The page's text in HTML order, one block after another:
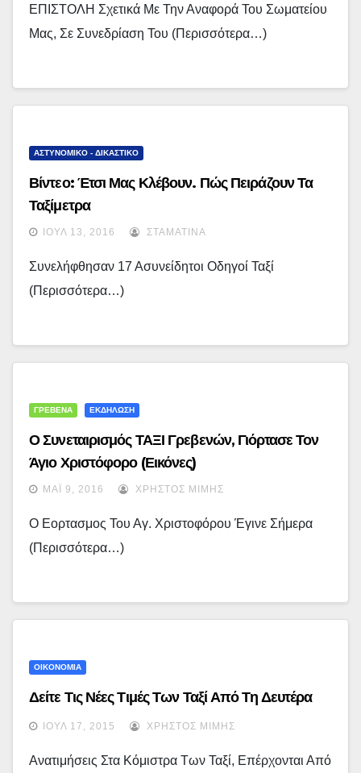
Επαγγελματικού Κλάδου…
ΕΠΙΣΤΟΛΗ Σχετικά Με Την Αναφορά Του Σωματείου
Μας, Σε Συνεδρίαση Του (περισσότερα…)
ΑΣΤΥΝΟΜΙΚΟ - ΔΙΚΑΣΤΙΚΟ
Βίντεο: Έτσι Μας Κλέβουν. Πώς Πειράζουν Τα
Ταξίμετρα
ΙΟΎΛ 13, 2016 ΣΤΑΜΑΤΊΝΑ
Συνελήφθησαν 17 Ασυνείδητοι Οδηγοί Ταξί
(περισσότερα…)
ΓΡΕΒΕΝΑ ΕΚΔΗΛΩΣΗ
Ο Συνεταιρισμός ΤΑΞΙ Γρεβενών, Γιόρτασε Τον
Άγιο Χριστόφορο (εικόνες)
ΜΆΙ 9, 2016 ΧΡΉΣΤΟΣ ΜΊΜΗΣ
Ο Εορτασμος Του Αγ. Χριστοφόρου Έγινε Σήμερα
(περισσότερα…)
ΟΙΚΟΝΟΜΙΑ
Δείτε Τις Νέες Τιμές Των Ταξί Από Τη Δευτέρα
ΙΟΎΛ 17, 2015 ΧΡΉΣΤΟΣ ΜΊΜΗΣ
Ανατιμήσεις Στα Κόμιστρα Των Ταξί, Επέρχονται Από